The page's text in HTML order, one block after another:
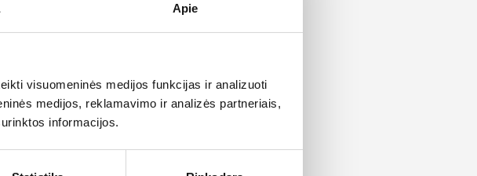
Apie
visuomeninės medijos funkcijas ir analizuoti
medijos, reklamavimo ir analizės partneriais,
informacijos.